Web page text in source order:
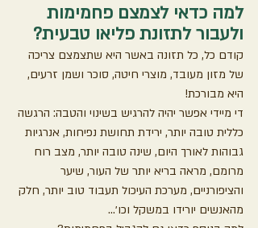
למה כדאי לצמצם פחמימות
ולעבור לתזונת פליאו טבעית?
קודם כל, כל תזונה באשר היא שתצמצם צריכה
של מזון מעובד, מוצרי חיטה, סוכר ושמן זרעים,
היא מבורכת!
די מיידי אפשר יהיה להרגיש בשינוי והטבה: הרגשה
כללית טובה יותר, ירידת תחושת נפיחות, אנרגיות
גבוהות לאורך היום, שינה טובה יותר, מצב רוח
מרומם, מראה בריא יותר של העור, שיער
והציפורניים, מערכת העיכול תעבוד טוב יותר, חלק
מהאנשים יורידו במשקל וכו׳...